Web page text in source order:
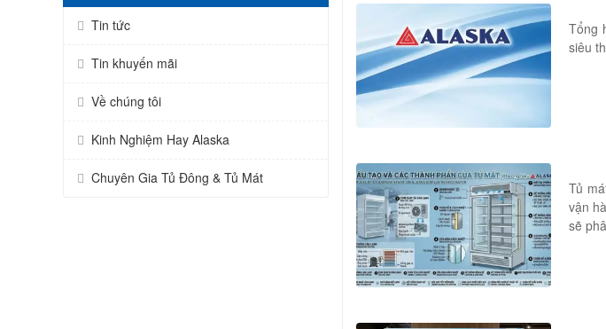
Vệ sinh định kỳ mỗi 2-3 tháng bằng nước ấm pha
gioăng cao su, nếu gioăng hở sẽ gây thất thoát nhiệt và
TƯ VẤN TỪ
HOTLINE:
Tin tức
Tin khuyến mãi
Về chúng tôi
Kinh Nghiệm Hay Alaska
Chuyên Gia Tủ Đông & Tủ Mát
Tổng
siêu
Tủ
vận
sẽ